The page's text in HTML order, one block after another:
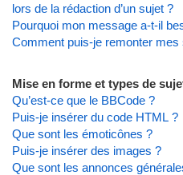
lors de la rédaction d’un sujet ?
Pourquoi mon message a-t-il
Comment puis-je remonter mes
Mise en forme et types de
Qu’est-ce que le BBCode ?
Puis-je insérer du code HTML ?
Que sont les émoticônes ?
Puis-je insérer des images ?
Que sont les annonces